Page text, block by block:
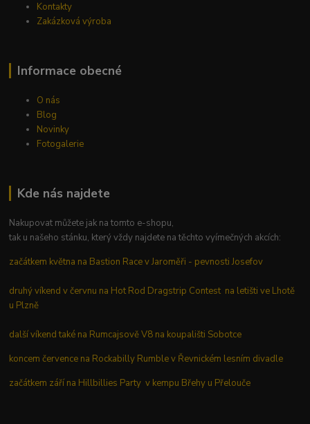
Kontakty
Zakázková výroba
Informace obecné
O nás
Blog
Novinky
Fotogalerie
Kde nás najdete
Nakupovat můžete jak na tomto e-shopu,
tak u našeho stánku, který vždy najdete na těchto vyímečných akcích:
začátkem května na Bastion Race v Jaroměři - pevnosti Josefov
druhý víkend v červnu na Hot Rod Dragstrip Contest na letišti ve Lhotě
u Plzně
další víkend také na Rumcajsově V8 na koupališti Sobotce
koncem července na Rockabilly Rumble v Řevnickém lesním divadle
začátkem září na Hillbillies Party v kempu Břehy u Přelouče